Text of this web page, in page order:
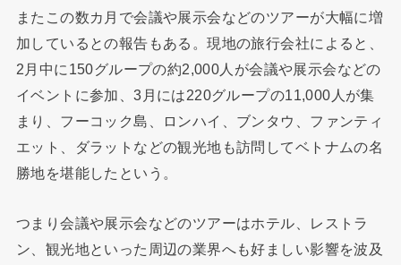
またこの数カ月で会議や展示会などのツアーが大幅に増
加しているとの報告もある。現地の旅行会社によると、
2月中に150グループの約2,000人が会議や展示会などの
イベントに参加、3月には220グループの11,000人が集
まり、フーコック島、ロンハイ、ブンタウ、ファンティ
エット、ダラットなどの観光地も訪問してベトナムの名
勝地を堪能したという。
つまり会議や展示会などのツアーはホテル、レストラ
ン、観光地といった周辺の業界へも好ましい影響を波及